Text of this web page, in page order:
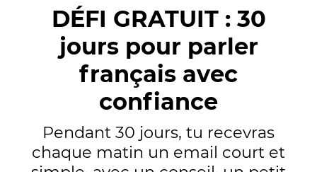
DÉFI GRATUIT : 30
jours pour parler
français avec
confiance
Pendant 30 jours, tu recevras
chaque matin un email court et